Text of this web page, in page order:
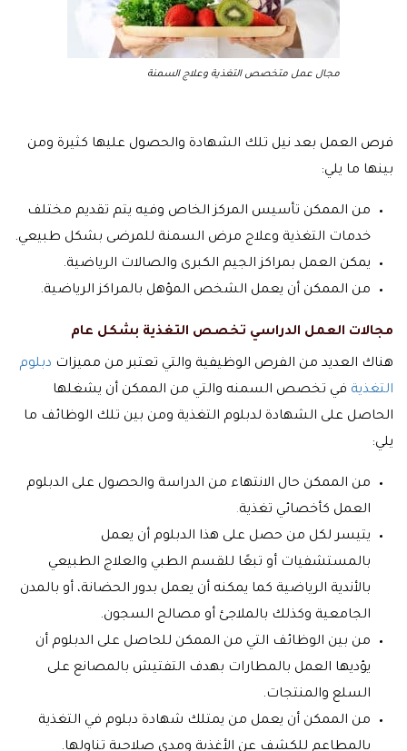
مجال عمل متخصص التغذية وعلاج السمنة
فرص العمل بعد نيل تلك الشهادة والحصول عليها كثيرة ومن
بينها ما يلي:
من الممكن تأسيس المركز الخاص وفيه يتم تقديم مختلف
خدمات التغذية وعلاج مرض السمنة للمرضى بشكل طبيعي.
يمكن العمل بمراكز الجيم الكبرى والصالات الرياضية.
من الممكن أن يعمل الشخص المؤهل بالمراكز الرياضية.
مجالات العمل الدراسي تخصص التغذية بشكل عام
هناك العديد من الفرص الوظيفية والتي تعتبر من مميزات دبلوم
التغذية في تخصص السمنه والتي من الممكن أن يشغلها
الحاصل على الشهادة لدبلوم التغذية ومن بين تلك الوظائف ما
يلي:
من الممكن حال الانتهاء من الدراسة والحصول على الدبلوم
العمل كأخصائي تغذية.
يتيسر لكل من حصل على هذا الدبلوم أن يعمل
بالمستشفيات أو تبعًا للقسم الطبي والعلاج الطبيعي
بالأندية الرياضية كما يمكنه أن يعمل بدور الحضانة، أو بالمدن
الجامعية وكذلك بالملاجئ أو مصالح السجون.
من بين الوظائف التي من الممكن للحاصل على الدبلوم أن
يؤديها العمل بالمطارات بهدف التفتيش بالمصانع على
السلع والمنتجات.
من الممكن أن يعمل من يمتلك شهادة دبلوم في التغذية
بالمطاعم للكشف عن الأغذية ومدى صلاحية تناولها.